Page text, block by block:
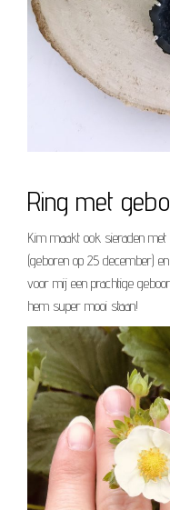
Ring met
Kim maakt ook sieraden
(geboren op 25 december)
voor mij een prachtige
hem super mooi staan!